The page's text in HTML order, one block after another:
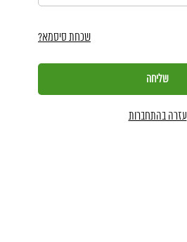
שכחת סיסמא?
עזרה בהתחברות